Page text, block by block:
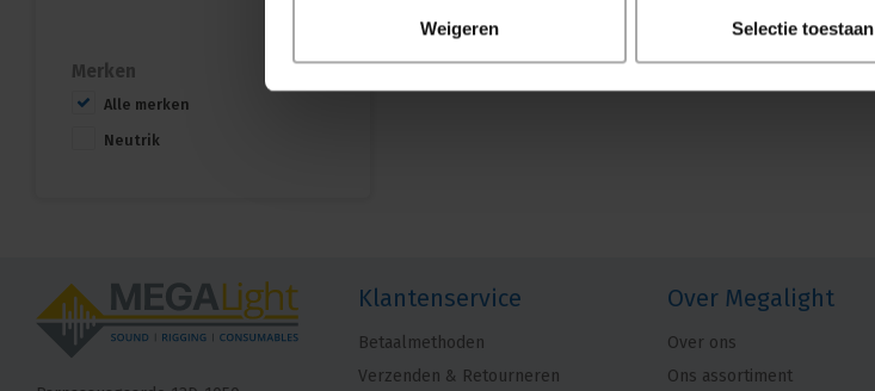
Weigeren Selectie toestaan
Merken
Alle merken
Neutrik
Klantenservice
Betaalmethoden
Verzenden & Retourneren
Over Megalight
Over ons
Ons assortiment